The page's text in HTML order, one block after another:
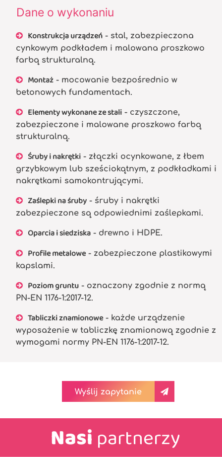
Dane o wykonaniu
Konstrukcja urządzeń - stal, zabezpieczona
cynkowym podkładem i malowana proszkowo
farbą strukturalną.
Montaż - mocowanie bezpośrednio w
betonowych fundamentach.
Elementy wykonane ze stali - czyszczone,
zabezpieczone i malowane proszkowo farbą
strukturalną.
Śruby i nakrętki - złączki ocynkowane, z łbem
grzybkowym lub sześciokątnym, z podkładkami i
nakrętkami samokontrującymi.
Zaślepki na śruby - śruby i nakrętki
zabezpieczone są odpowiednimi zaślepkami.
Oparcia i siedziska - drewno i HDPE.
Profile metalowe- zabezpieczone plastikowymi
kapslami.
Poziom gruntu - oznaczony zgodnie z normą
PN-EN 1176-1:2017-12.
Tabliczki znamionowe- każde urządzenie
wyposażenie w tabliczkę znamionową zgodnie z
wymogami normy PN-EN 1176-1:2017-12.
Wyślij zapytanie
Nasipartnerzy